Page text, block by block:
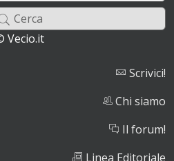
Cerca
Vecio.it
Scrivici!
Chi siamo
Il forum!
Linea Editoriale